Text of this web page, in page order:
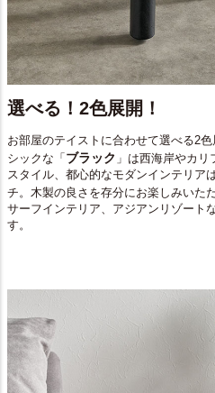
選べる！2色展開！
お部屋のテイストに合わせて選べる2色
シックな「 ブラック 」は西海岸やカリ
スタイル、都心的なモダンインテリア
チ。木製の良さを存分にお楽しみいた
サーフインテリア、アジアンリゾート
す。